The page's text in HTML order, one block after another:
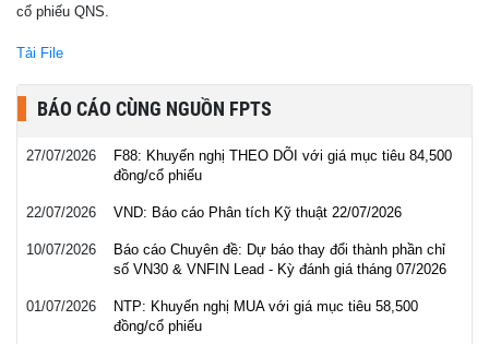
cổ phiếu QNS.
Tải File
BÁO CÁO CÙNG NGUỒN FPTS
27/07/2026
F88: Khuyến nghị THEO DÕI với giá mục tiêu 84,500
đồng/cổ phiếu
22/07/2026 VND: Báo cáo Phân tích Kỹ thuật 22/07/2026
10/07/2026
Báo cáo Chuyên đề: Dự báo thay đổi thành phần chỉ
số VN30 & VNFIN Lead - Kỳ đánh giá tháng 07/2026
01/07/2026
NTP: Khuyến nghị MUA với giá mục tiêu 58,500
đồng/cổ phiếu